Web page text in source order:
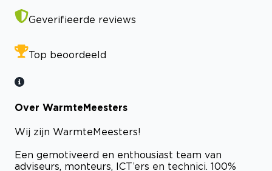
Geverifieerde reviews
Top beoordeeld
Over WarmteMeesters
Wij zijn WarmteMeesters!
Een gemotiveerd en enthousiast team van
adviseurs, monteurs, ICT’ers en technici. 100%